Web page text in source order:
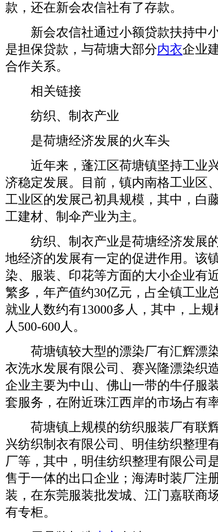
款，还在新会农信社有了存款。
新会农信社通过小额贷款扶持中
是担保贷款，与荷塘大部分内衣企业
合作关系。
相关链接
纺织、制衣产业
是荷塘经济发展的火车头
近年来，蓬江区荷塘镇坚持工业
济稳定发展。目前，镇内南格工业区
工业区的发展己初具规模，其中，白
工建材、制伞产业为主。
纺织、制衣产业是荷塘经济发展
地经济的发展有一定的促进作用。该
染、服装、印花等方面的大小企业有
繁多，年产值约30亿元，占全镇工业
就业人数约有13000多人，其中，上
人500-600人。
荷塘镇较大型的漂染厂有汇辉漂
衣洗水发展有限公司、赛兴隆漂染织
企业主要为中山、佛山一带的牛仔服
套服务，在附近珠江西岸的市场占有
荷塘镇上规模的纺织服装厂有联
兴纺织制衣有限公司、明佳纺织整理
厂等，其中，明佳纺织整理有限公司
售于一体的出口企业；海涛时装厂注
装，在东莞服装批发城、江门嘉联商
有专柜。